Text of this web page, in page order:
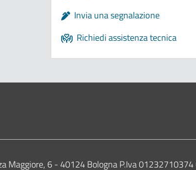
Invia una segnalazione
Richiedi assistenza tecnica
di Bologna
Maggiore, 6 - 40124 Bologna P.Iva